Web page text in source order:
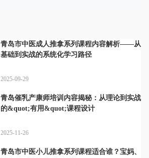
青岛市中医成人推拿系列课程内容解析——从
基础到实战的系统化学习路径
2025-09-29
青岛催乳产康师培训内容揭秘：从理论到实战
的&quot;有用&quot;课程设计
2025-11-26
青岛市中医小儿推拿系列课程适合谁？宝妈、